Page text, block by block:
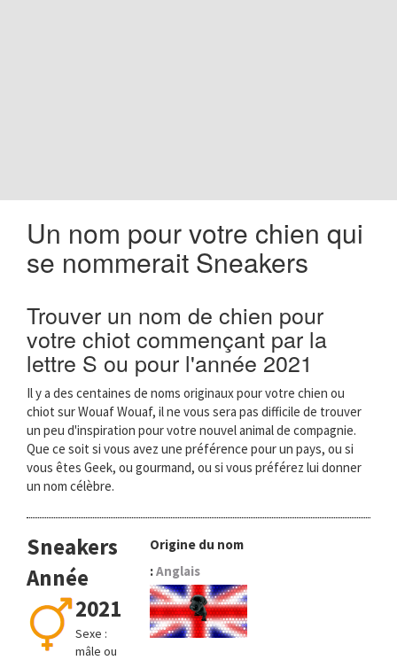
Un nom pour votre chien qui
se nommerait Sneakers
Trouver un nom de chien pour
votre chiot commençant par la
lettre S ou pour l'année 2021
Il y a des centaines de noms originaux pour votre chien ou
chiot sur Wouaf Wouaf, il ne vous sera pas difficile de trouver
un peu d'inspiration pour votre nouvel animal de compagnie.
Que ce soit si vous avez une préférence pour un pays, ou si
vous êtes Geek, ou gourmand, ou si vous préférez lui donner
un nom célèbre.
Sneakers
Année
2021
Sexe :
mâle ou
Origine du nom
:Anglais